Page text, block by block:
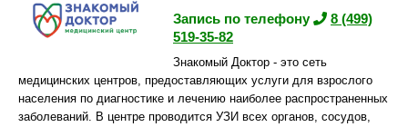
Запись по телефону
8 (499)
519-35-82
Знакомый Доктор - это сеть
медицинских центров, предоставляющих услуги для взрослого
населения по диагностике и лечению наиболее распространенных
заболеваний. В центре проводится УЗИ всех органов, сосудов,